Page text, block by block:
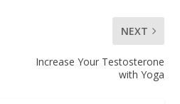
NEXT
Increase Your Testosterone
with Yoga